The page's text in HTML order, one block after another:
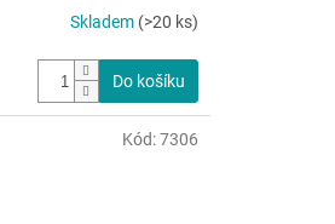
Skladem (>20 ks)
Do košíku
Kód:7306